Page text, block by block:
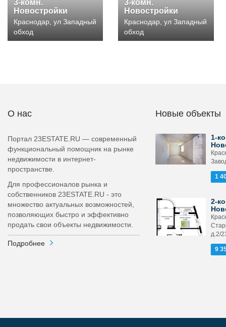
3-комн.
Новостройки
Краснодар, ул Западный
обход
3-комн.
Новостройки
Краснодар, ул Западный
обход
О нас
Портал 23ESTATE.RU — современный
функциональный помощник на рынке
недвижимости в интернет-
пространстве.
Для профессионалов рынка и
собственников 23ESTATE.RU - это
множество актуальных возможностей,
позволяющих быстро и эффективно
продать свои объекты недвижимости.
Подробнее
Новые объекты
1-
1
2-
д.2/
9